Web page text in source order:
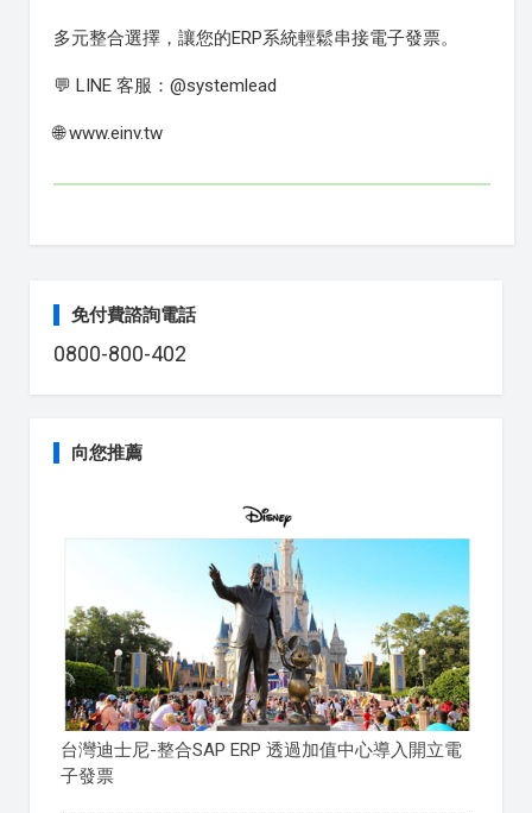
多元整合選擇，讓您的ERP系統輕鬆串接電子發票。
💬 LINE 客服：@systemlead
🌐 www.einv.tw
免付費諮詢電話
0800-800-402
向您推薦
台灣迪士尼-整合SAP ERP 透過加值中心導入開立電
子發票